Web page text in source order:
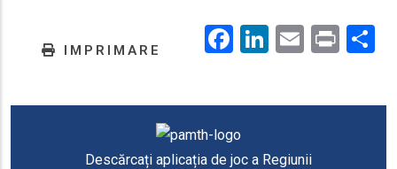
IMPRIMARE Facebook
LinkedIn
EmailPrint
Descărcați aplicația de joc a Regiunii